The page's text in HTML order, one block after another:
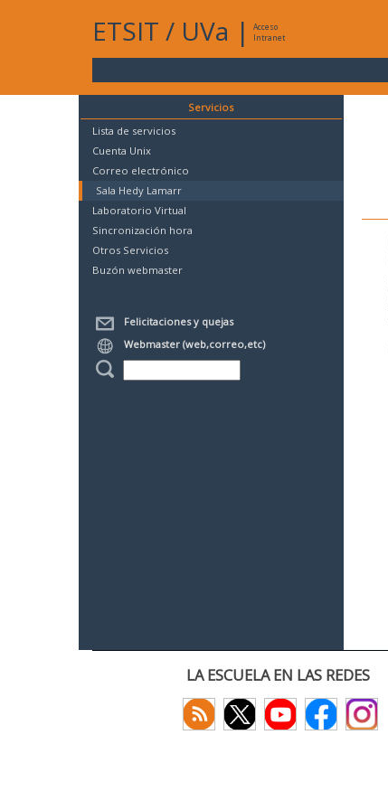
ETSIT / UVa |
Acceso
Intranet
Servicios
Lista de servicios
Cuenta Unix
Correo electrónico
Sala Hedy Lamarr
Laboratorio Virtual
Sincronización hora
Otros Servicios
Buzón webmaster
Felicitaciones y quejas
Webmaster (web,correo,etc)
LA ESCUELA EN LAS REDES